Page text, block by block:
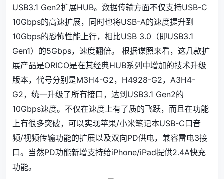
USB3.1 Gen2扩展HUB。数据传输方面不仅支持USB-C
10Gbps的高速扩展，同时也将USB-A的速度提升到
10Gbps的恐怖性能上行，相比USB 3.0（即USB3.1
Gen1）的5Gbps，速度翻倍。 根据谍照来看，这几款扩
展产品是ORICO是在其经典HUB系列中增加的技术升级
版本，代号分别是M3H4-G2，H4928-G2，A3H4-
G2，统一升级了所有接口，达到USB3.1 Gen2的
10Gbps速度。不仅在速度上有了质的飞跃，而且在功能
上有很多突破，可以实现苹果/小米笔记本USB-C口音
频/视频传输功能的扩展以及双向PD供电，兼容雷电3接
口。当然PD功能新增支持给iPhone/iPad提供2.4A快充
功能。